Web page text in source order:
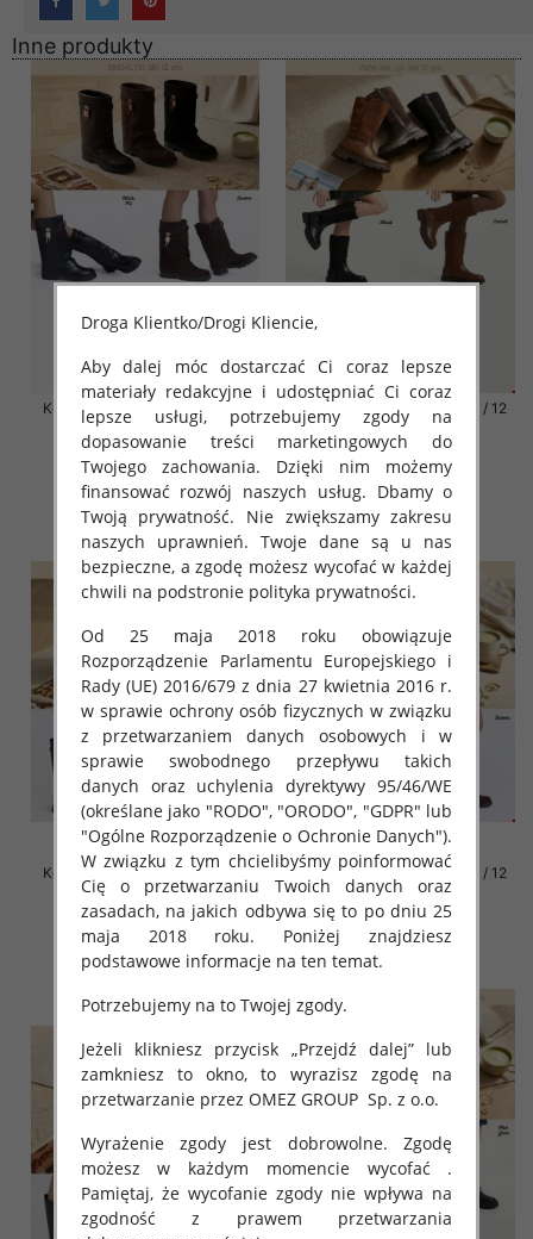
Inne produkty
Kozaki damskie Roz 31-36 / 12
par
70.00 zł
szczegóły
Kozaki damskie Roz 31-36 / 12
par
68.00 zł
szczegóły
Kozaki damskie Roz 31-36 / 12
par
68.00 zł
szczegóły
Kozaki damskie Roz 31-36 / 12
par
68.00 zł
szczegóły
Droga Klientko/Drogi Kliencie,
Aby dalej móc dostarczać Ci coraz lepsze
materiały redakcyjne i udostępniać Ci coraz
lepsze usługi, potrzebujemy zgody na
dopasowanie treści marketingowych do
Twojego zachowania. Dzięki nim możemy
finansować rozwój naszych usług. Dbamy o
Twoją prywatność. Nie zwiększamy zakresu
naszych uprawnień. Twoje dane są u nas
bezpieczne, a zgodę możesz wycofać w każdej
chwili na podstronie polityka prywatności.
Od 25 maja 2018 roku obowiązuje
Rozporządzenie Parlamentu Europejskiego i
Rady (UE) 2016/679 z dnia 27 kwietnia 2016 r.
w sprawie ochrony osób fizycznych w związku
z przetwarzaniem danych osobowych i w
sprawie swobodnego przepływu takich
danych oraz uchylenia dyrektywy 95/46/WE
(określane jako "RODO", "ORODO", "GDPR" lub
"Ogólne Rozporządzenie o Ochronie Danych").
W związku z tym chcielibyśmy poinformować
Cię o przetwarzaniu Twoich danych oraz
zasadach, na jakich odbywa się to po dniu 25
maja 2018 roku. Poniżej znajdziesz
podstawowe informacje na ten temat.
Potrzebujemy na to Twojej zgody.
Jeżeli klikniesz przycisk „Przejdź dalej” lub
zamkniesz to okno, to wyrazisz zgodę na
przetwarzanie przez OMEZ GROUP Sp. z o.o.
Wyrażenie zgody jest dobrowolne. Zgodę
możesz w każdym momencie wycofać .
Pamiętaj, że wycofanie zgody nie wpływa na
zgodność z prawem przetwarzania